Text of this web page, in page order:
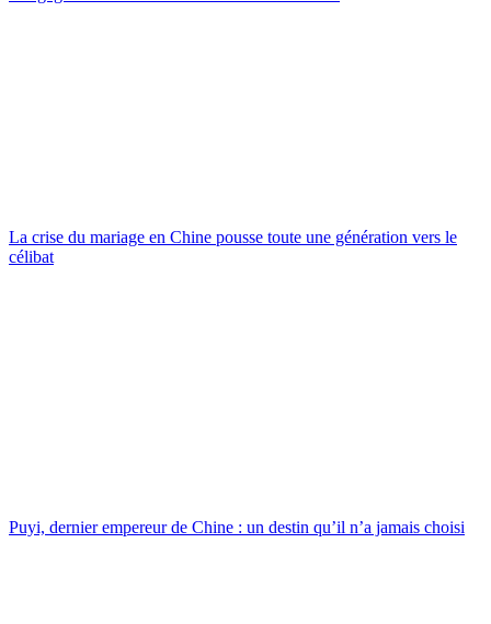
La crise du mariage en Chine pousse toute une génération vers le
célibat
Puyi, dernier empereur de Chine : un destin qu’il n’a jamais choisi